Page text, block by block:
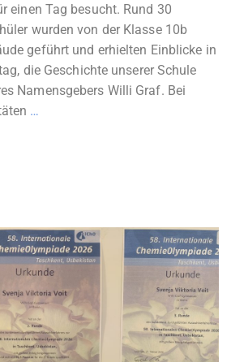
einen Tag besucht. Rund 30
wurden von der Klasse 10b
geführt und erhielten Einblicke in
die Geschichte unserer Schule
Namensgebers Willi Graf. Bei
…